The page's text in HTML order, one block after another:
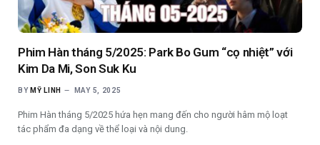
Phim Hàn tháng 5/2025: Park Bo Gum “cọ nhiệt” với
Kim Da Mi, Son Suk Ku
BY MỸ LINH MAY 5, 2025
Phim Hàn tháng 5/2025 hứa hẹn mang đến cho người hâm mộ loạt
tác phẩm đa dạng về thể loại và nội dung.